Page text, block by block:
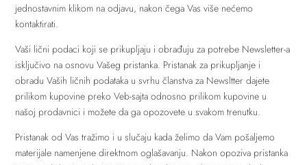
jednostavnim klikom na odjavu, nakon čega Vas više nećemo
kontaktirati.
Vaši lični podaci koji se prikupljaju i obrađuju za potrebe Newsletter-a
isključivo na osnovu Vašeg pristanka. Pristanak za prikupljanje i
obradu Vaših ličnih podataka u svrhu članstva za Newsltter dajete
prilikom kupovine preko Veb-sajta odnosno prilikom kupovine u
našoj prodavnici i možete da ga opozovete u svakom trenutku.
Pristanak od Vas tražimo i u slučaju kada želimo da Vam pošaljemo
materijale namenjene direktnom oglašavanju. Nakon opoziva pristanka